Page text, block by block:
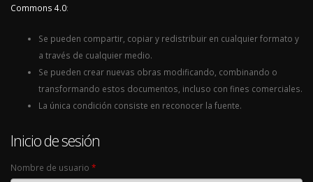
Commons 4.0:
Se pueden compartir, copiar y redistribuir en cualquier formato y
a través de cualquier medio.
Se pueden crear nuevas obras modificando, combinando o
transformando estos documentos, incluso con fines comerciales.
La única condición consiste en reconocer la fuente.
Inicio de sesión
Nombre de usuario *